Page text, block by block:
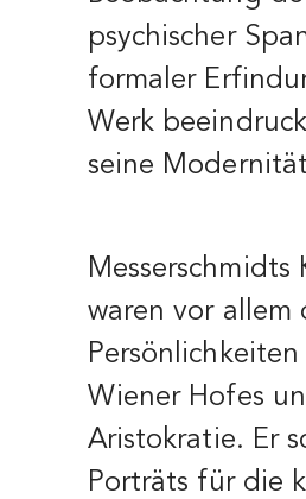
psychischer
formaler
Werk
seine
Messerschmidts
waren vor allem
Persönlichkeiten
Wiener Hofes
Aristokratie. Er
Porträts für die